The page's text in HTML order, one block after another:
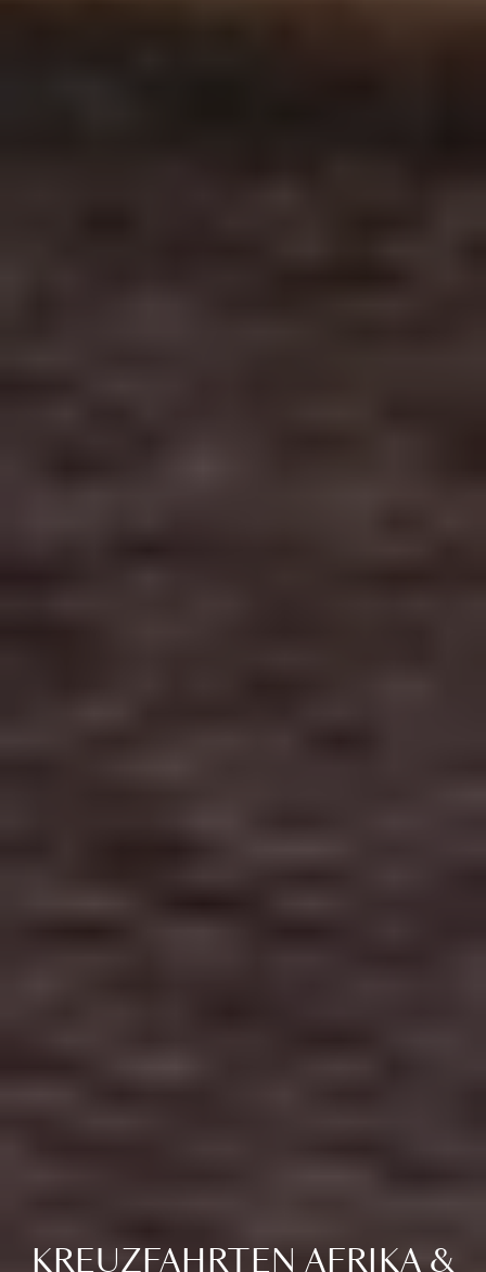
KREUZFAHRTEN AFRIKA &